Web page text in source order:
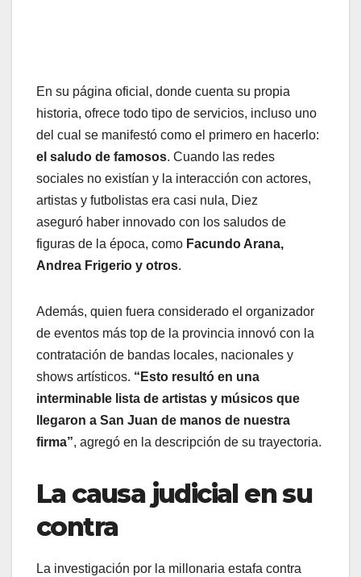
En su página oficial, donde cuenta su propia
historia, ofrece todo tipo de servicios, incluso uno
del cual se manifestó como el primero en hacerlo:
el saludo de famosos. Cuando las redes
sociales no existían y la interacción con actores,
artistas y futbolistas era casi nula, Diez
aseguró haber innovado con los saludos de
figuras de la época, como Facundo Arana,
Andrea Frigerio y otros.
Además, quien fuera considerado el organizador
de eventos más top de la provincia innovó con la
contratación de bandas locales, nacionales y
shows artísticos. “Esto resultó en una
interminable lista de artistas y músicos que
llegaron a San Juan de manos de nuestra
firma”, agregó en la descripción de su trayectoria.
La causa judicial en su
contra
La investigación por la millonaria estafa contra